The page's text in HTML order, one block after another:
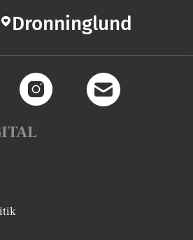
Dronninglund